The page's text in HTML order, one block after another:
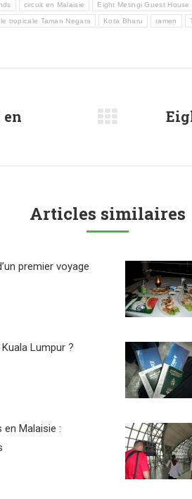
circuit en Malaisie Eight Metingi Guest House
tropicale Taman Negara Kota Bharu ramen
Onglet
Articles similaires
premier voyage
Lumpur ?
Malaisie :